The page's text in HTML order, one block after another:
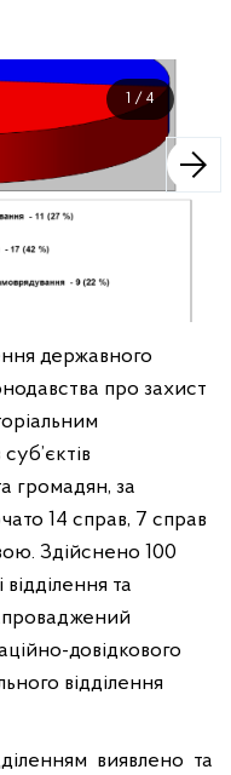
1 / 4
державного
про захист
суб’єктів
громадян, за
14 справ, 7 справ
Здійснено 100
відділення та
довідкового
відділення
виявлено та